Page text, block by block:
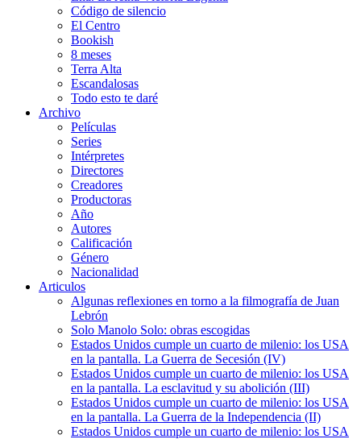
Código de silencio
El Centro
Bookish
8 meses
Terra Alta
Escandalosas
Todo esto te daré
Archivo
Películas
Series
Intérpretes
Directores
Creadores
Productoras
Año
Autores
Calificación
Género
Nacionalidad
Articulos
Algunas reflexiones en torno a la filmografía de Juan
Lebrón
Solo Manolo Solo: obras escogidas
Estados Unidos cumple un cuarto de milenio: los USA
en la pantalla. La Guerra de Secesión (IV)
Estados Unidos cumple un cuarto de milenio: los USA
en la pantalla. La esclavitud y su abolición (III)
Estados Unidos cumple un cuarto de milenio: los USA
en la pantalla. La Guerra de la Independencia (II)
Estados Unidos cumple un cuarto de milenio: los USA